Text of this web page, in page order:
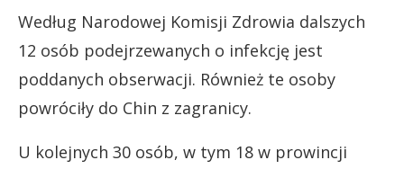
Według Narodowej Komisji Zdrowia dalszych
12 osób podejrzewanych o infekcję jest
poddanych obserwacji. Również te osoby
powróciły do Chin z zagranicy.
U kolejnych 30 osób, w tym 18 w prowincji